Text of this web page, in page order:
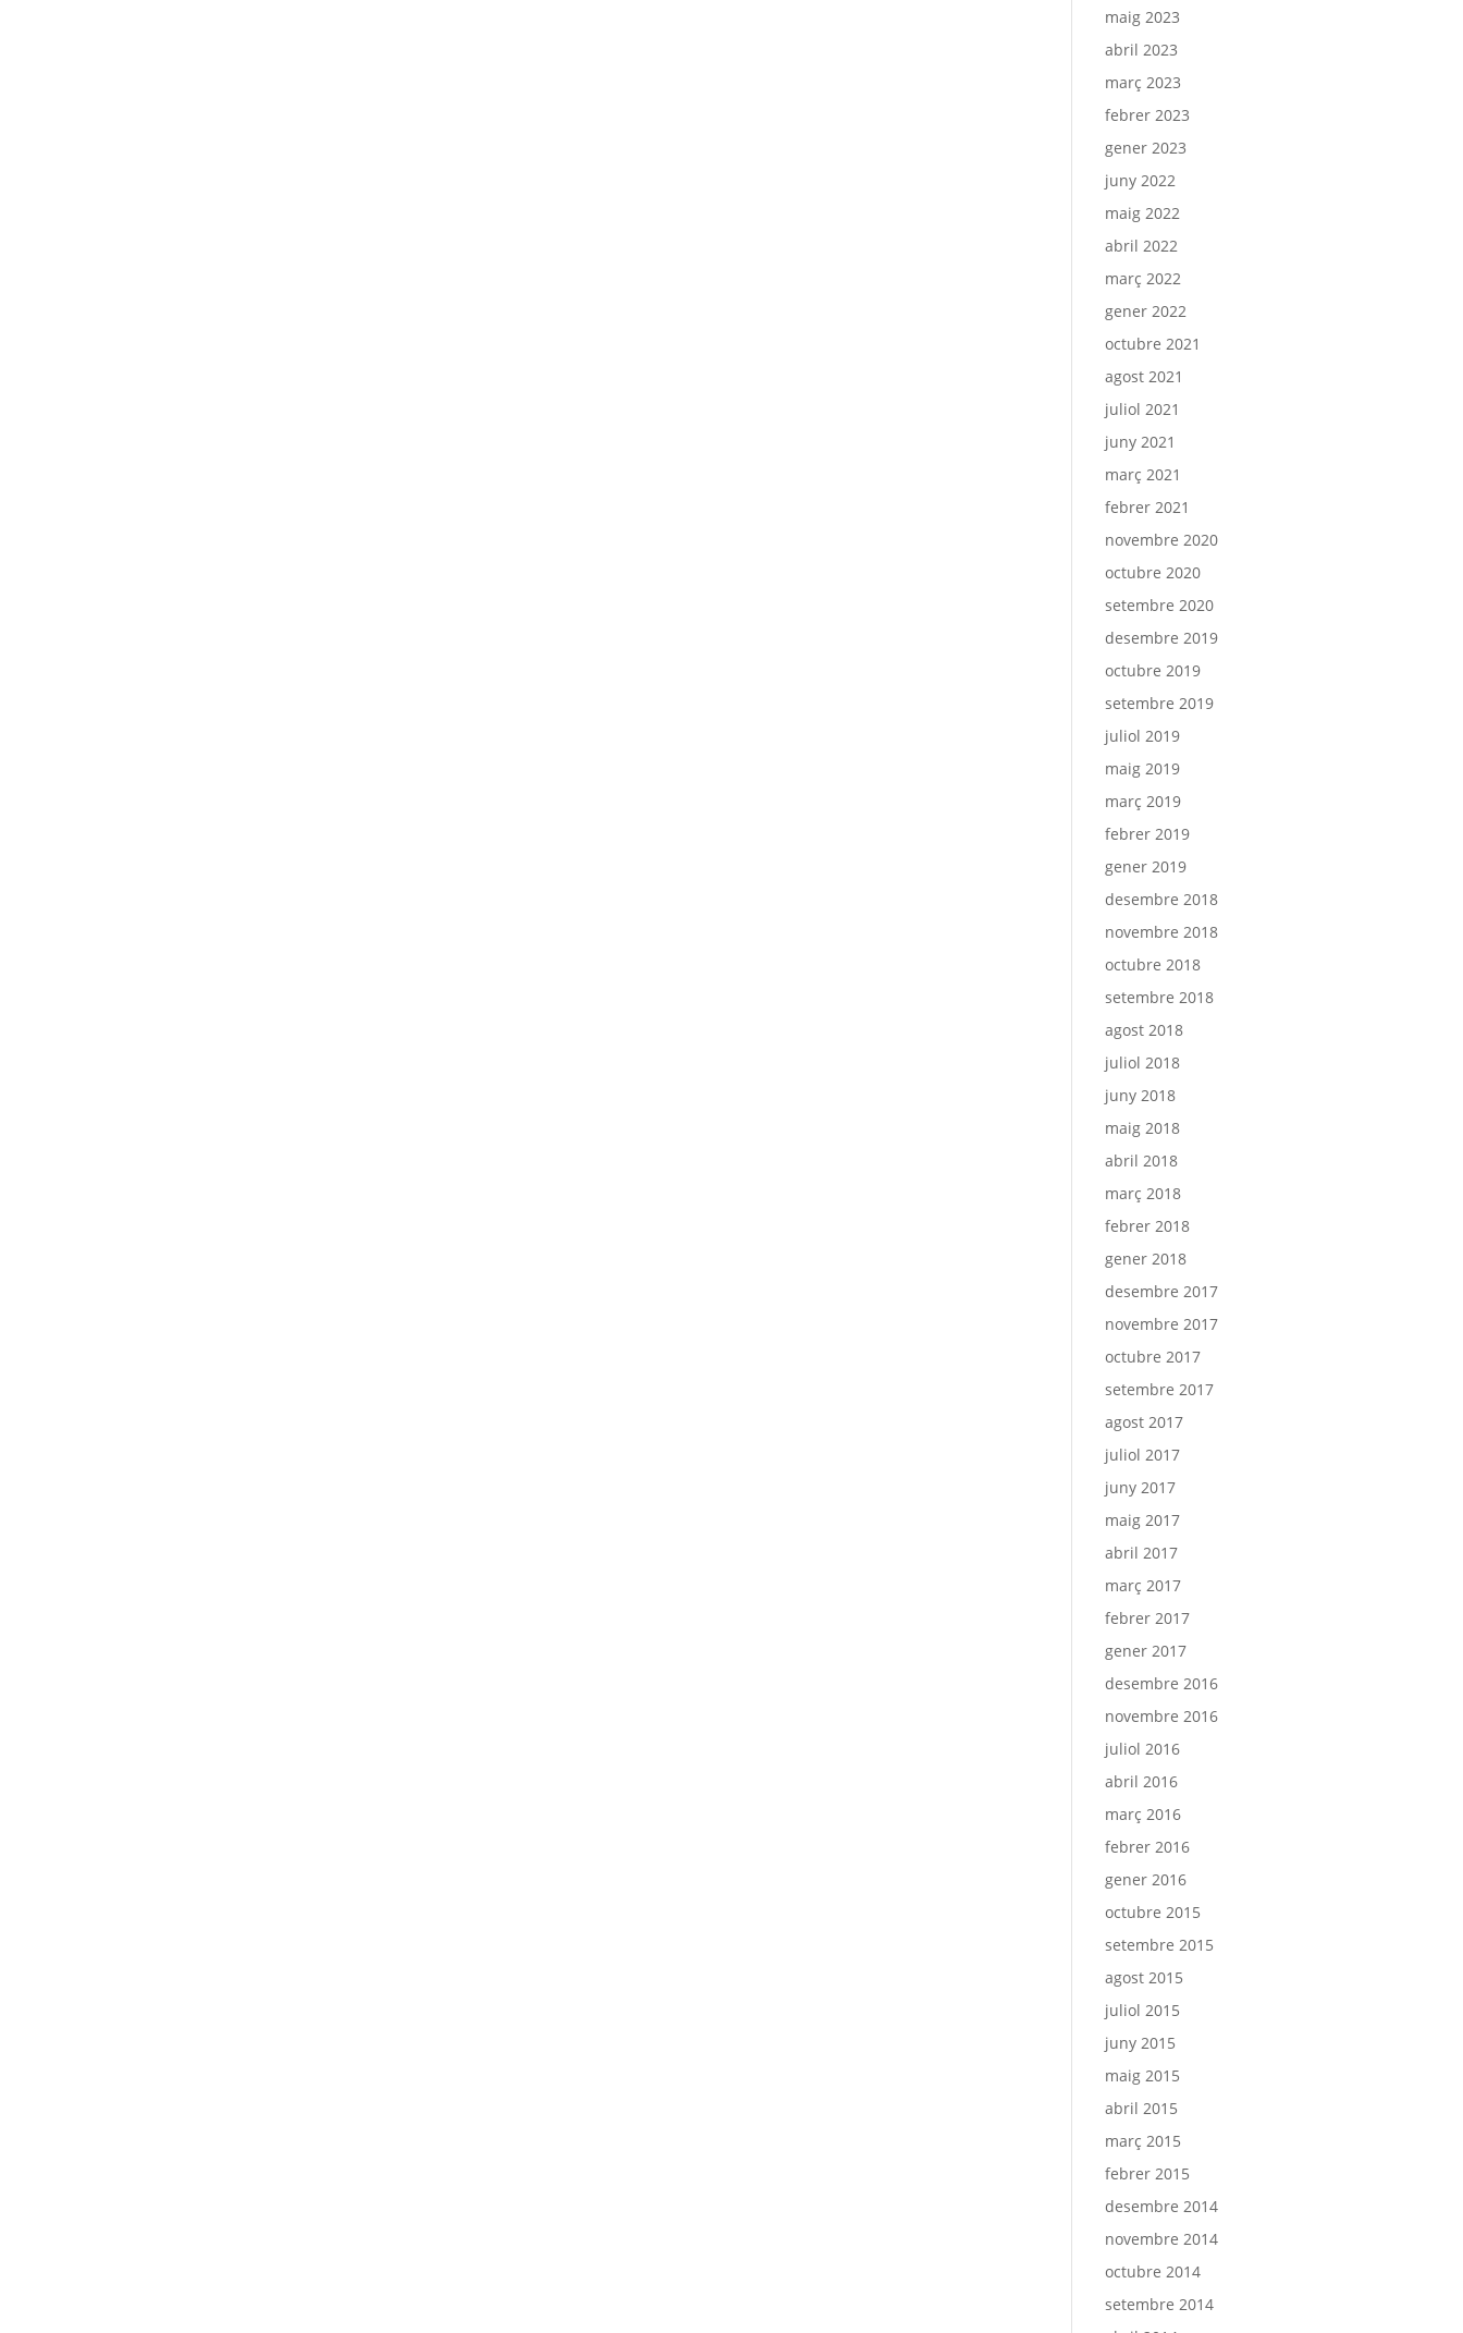
maig 2023
abril 2023
març 2023
febrer 2023
gener 2023
juny 2022
maig 2022
abril 2022
març 2022
gener 2022
octubre 2021
agost 2021
juliol 2021
juny 2021
març 2021
febrer 2021
novembre 2020
octubre 2020
setembre 2020
desembre 2019
octubre 2019
setembre 2019
juliol 2019
maig 2019
març 2019
febrer 2019
gener 2019
desembre 2018
novembre 2018
octubre 2018
setembre 2018
agost 2018
juliol 2018
juny 2018
maig 2018
abril 2018
març 2018
febrer 2018
gener 2018
desembre 2017
novembre 2017
octubre 2017
setembre 2017
agost 2017
juliol 2017
juny 2017
maig 2017
abril 2017
març 2017
febrer 2017
gener 2017
desembre 2016
novembre 2016
juliol 2016
abril 2016
març 2016
febrer 2016
gener 2016
octubre 2015
setembre 2015
agost 2015
juliol 2015
juny 2015
maig 2015
abril 2015
març 2015
febrer 2015
desembre 2014
novembre 2014
octubre 2014
setembre 2014